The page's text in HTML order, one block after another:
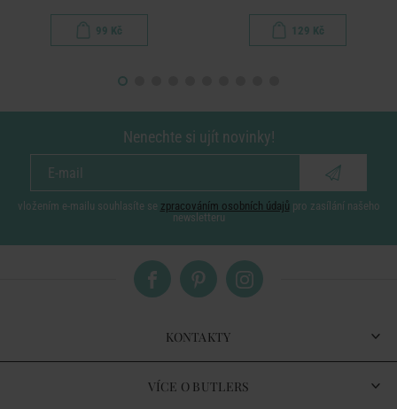
99 Kč 129 Kč
Nenechte si ujít novinky!
vložením e-mailu souhlasíte se zpracováním osobních údajů pro zasílání našeho
newsletteru
KONTAKTY
VÍCE O BUTLERS